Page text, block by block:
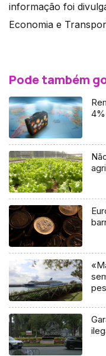
informação foi
Economia e
Pode também